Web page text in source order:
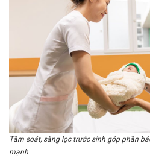
Tầm soát, sàng lọc trước sinh góp phần
mạnh